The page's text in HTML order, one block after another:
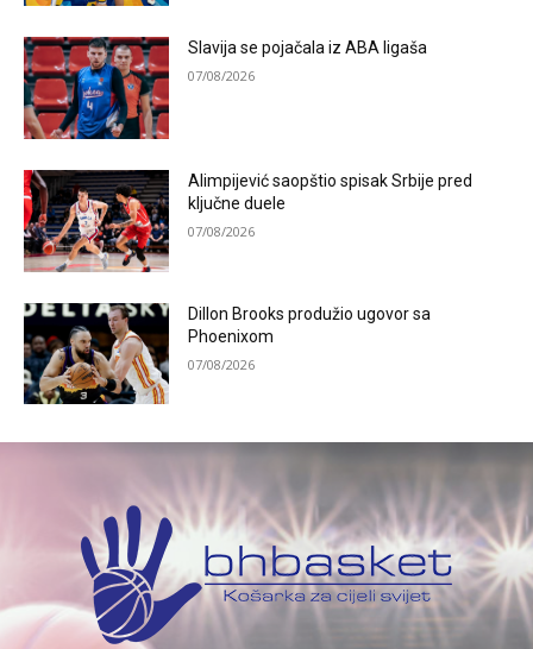
Slavija se pojačala iz ABA ligaša
07/08/2026
Alimpijević saopštio spisak Srbije pred
ključne duele
07/08/2026
Dillon Brooks produžio ugovor sa
Phoenixom
07/08/2026